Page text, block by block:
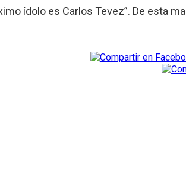
ídolo es Carlos Tevez”. De esta